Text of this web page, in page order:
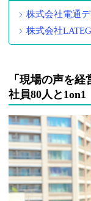
株式会社電通
株式会社
「現場の声を
社員80人と1on1